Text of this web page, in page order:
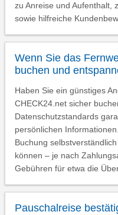
zu Anreise und Aufenthalt,
sowie hilfreiche
Wenn Sie das
buchen und
Haben Sie ein günstiges
CHECK24.net sicher
Datenschutzstandards
persönlichen
Buchung
können – je nach
Gebühren für etwa die
Pauschalreise